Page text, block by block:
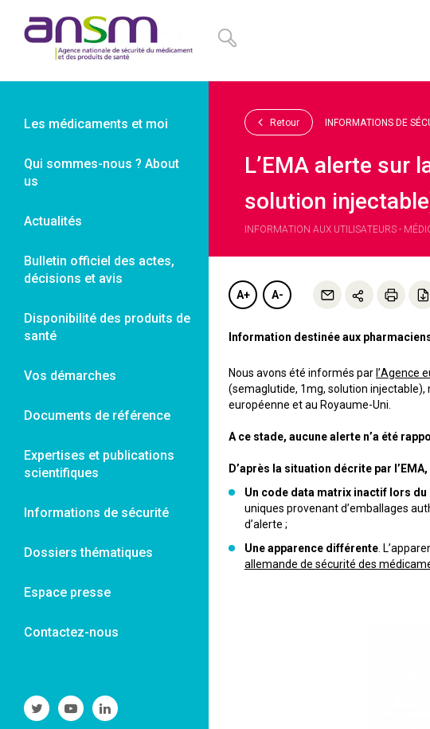
Les médicaments et moi
Qui sommes-nous ? About
us
Actualités
Bulletin officiel des actes,
décisions et avis
Disponibilité des produits de
santé
Vos démarches
Documents de référence
Expertises et publications
scientifiques
Informations de sécurité
Dossiers thématiques
Espace presse
Contactez-nous
Suivre
l'ANSM
Suivre
l'ANSM
Suivre
l'ANSM
Retour INFORMATIONS DE
L’EMA alerte sur
solution
INFORMATION AUX UTILISATEURS -
A+ A-
Information destinée aux
Nous avons été informés par l’Agence
(semaglutide, 1mg, solution
européenne et au Royaume-Uni.
A ce stade, aucune alerte n’a été
D’après la situation décrite par
Un code data matrix inactif lors du
uniques provenant d’emballages
d’alerte ;
Une apparence différente .
allemande de sécurité des